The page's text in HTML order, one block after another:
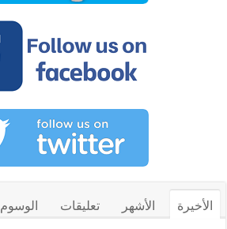
الأخيرة الأشهر تعليقات الوسوم